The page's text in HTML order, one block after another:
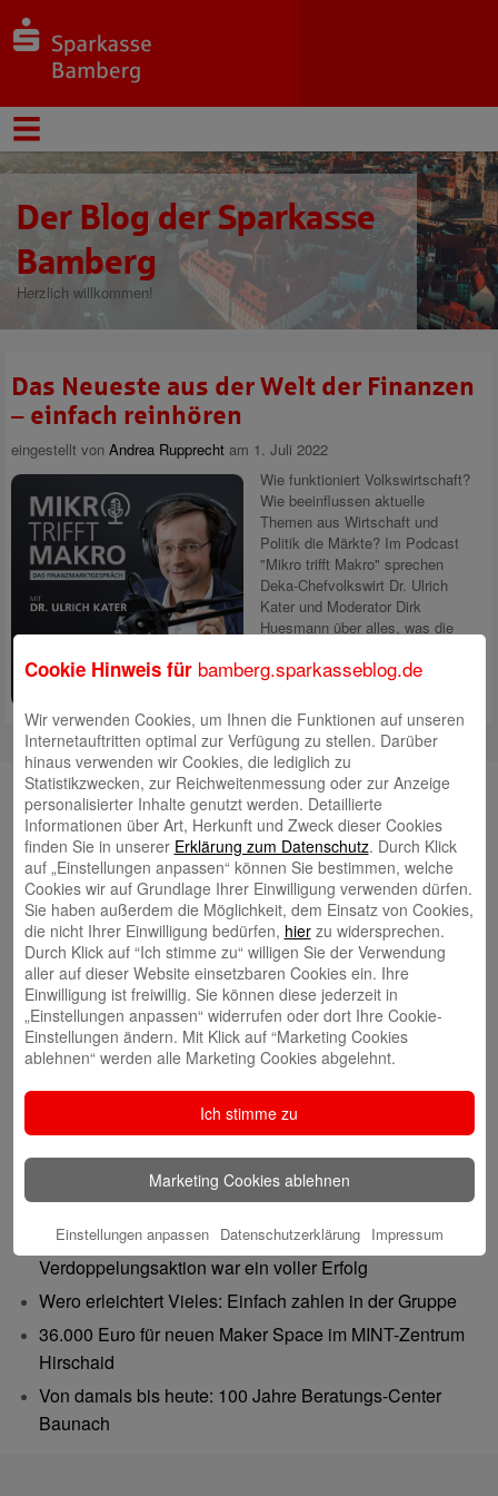
Der Blog der Sparkasse
Bamberg
Herzlich willkommen!
Das Neueste aus der Welt der Finanzen
– einfach reinhören
eingestellt von Andrea Rupprecht am 1. Juli 2022
Wie funktioniert Volkswirtschaft?
Wie beeinflussen aktuelle
Themen aus Wirtschaft und
Politik die Märkte? Im Podcast
"Mikro trifft Makro" sprechen
Deka-Chefvolkswirt Dr. Ulrich
Kater und Moderator Dirk
Huesmann über alles, was die
bewegt. Dabei spielen
Unsere Autorinnen und Autoren
Andrea Rupprecht
Jonas Simon
Neueste Beiträge
Gutes tun – Freude teilen
Gemeinsam 62.500 Euro bewegt: Spenden-
Verdoppelungsaktion war ein voller Erfolg
Wero erleichtert Vieles: Einfach zahlen in der Gruppe
36.000 Euro für neuen Maker Space im MINT-Zentrum
Hirschaid
Von damals bis heute: 100 Jahre Beratungs-Center
Baunach
Cookie Hinweis für bamberg.sparkasseblog.de
Wir verwenden Cookies, um Ihnen die Funktionen auf unseren
Internetauftritten optimal zur Verfügung zu stellen. Darüber
hinaus verwenden wir Cookies, die lediglich zu
Statistikzwecken, zur Reichweitenmessung oder zur Anzeige
personalisierter Inhalte genutzt werden. Detaillierte
Informationen über Art, Herkunft und Zweck dieser Cookies
finden Sie in unserer Erklärung zum Datenschutz. Durch Klick
auf „Einstellungen anpassen“ können Sie bestimmen, welche
Cookies wir auf Grundlage Ihrer Einwilligung verwenden dürfen.
Sie haben außerdem die Möglichkeit, dem Einsatz von Cookies,
die nicht Ihrer Einwilligung bedürfen, hierzu widersprechen.
Durch Klick auf “Ich stimme zu“ willigen Sie der Verwendung
aller auf dieser Website einsetzbaren Cookies ein. Ihre
Einwilligung ist freiwillig. Sie können diese jederzeit in
„Einstellungen anpassen“ widerrufen oder dort Ihre Cookie-
Einstellungen ändern. Mit Klick auf “Marketing Cookies
ablehnen“ werden alle Marketing Cookies abgelehnt.
Ich stimme zu
Marketing Cookies ablehnen
Einstellungen anpassen Datenschutzerklärung Impressum